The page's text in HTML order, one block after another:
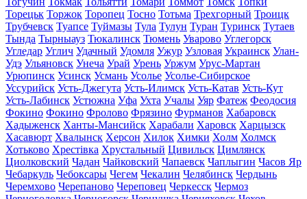
Торецьк Торжок Торопец Тосно Тотьма Трехгорный Троицк
Трубчевск Туапсе Туймазы Тула Тулун Туран Туринск Тутаев
Тында Тырныауз Тюкалинск Тюмень Уварово Углегорск
Угледар Углич Удачный Удомля Ужур Узловая Украинск Улан-
Удэ Ульяновск Унеча Урай Урень Уржум Урус-Мартан
Урюпинск Усинск Усмань Усолье Усолье-Сибирское
Уссурийск Усть-Джегута Усть-Илимск Усть-Катав Усть-Кут
Усть-Лабинск Устюжна Уфа Ухта Учалы Уяр Фатеж Феодосия
Фокино Фокино Фролово Фрязино Фурманов Хабаровск
Хадыженск Ханты-Мансийск Харабали Харовск Харцызск
Хасавюрт Хвалынск Херсон Хилок Химки Холм Холмск
Хотьково Хрестівка Хрустальный Цивильск Цимлянск
Циолковский Чадан Чайковский Чапаевск Чаплыгин Часов Яр
Чебаркуль Чебоксары Чегем Чекалин Челябинск Чердынь
Черемхово Черепаново Череповец Черкесск Чермоз